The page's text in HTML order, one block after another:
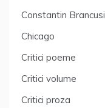
Constantin Brancusi
Chicago
Critici poeme
Critici volume
Critici proza